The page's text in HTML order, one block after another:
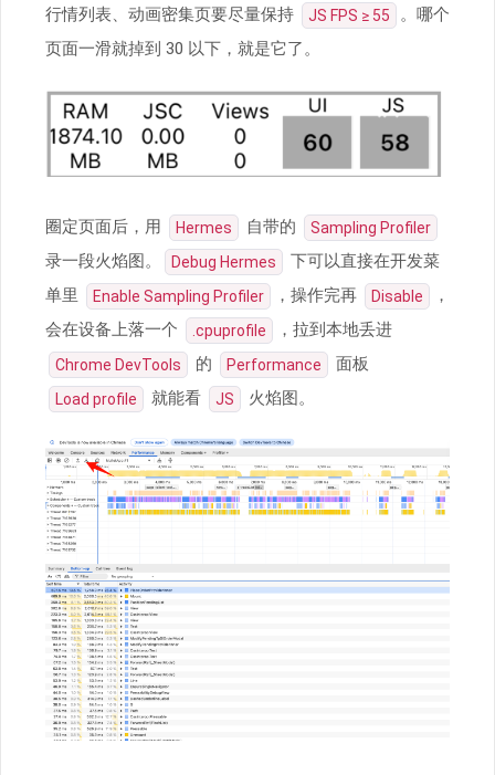
行情列表、动画密集页要尽量保持 JS FPS ≥ 55
。哪个
页面一滑就掉到 30 以下，就是它了。
圈定页面后，用 Hermes 自带的 Sampling Profiler
录一段火焰图。 Debug Hermes
下可以直接在开发菜
单里
Enable Sampling Profiler ，操作完再 Disable
，
会在设备上落一个
.cpuprofile ，拉到本地丢进
Chrome DevTools 的 Performance 面板
Load profile 就能看 JS 火焰图。